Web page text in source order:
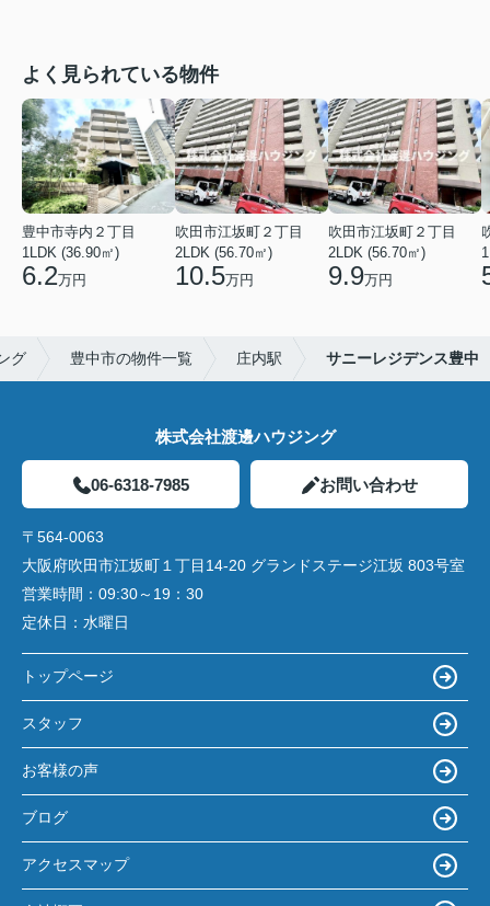
よく見られている物件
豊中市寺内２丁目
1LDK (36.90㎡)
6.2万円
吹田市江坂町２丁目
2LDK (56.70㎡)
10.5万円
吹田市江坂町２丁目
2LDK (56.70㎡)
9.9万円
グ 豊中市の物件一覧 庄内駅 サニーレジデンス豊中
株式会社渡邊ハウジング
06-6318-7985 お問い合わせ
〒564-0063
大阪府吹田市江坂町１丁目14‐20 グランドステージ江坂 803号室
営業時間： 09:30～19：30
定休日： 水曜日
トップページ
スタッフ
お客様の声
ブログ
アクセスマップ